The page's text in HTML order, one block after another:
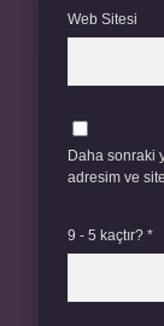
Web Sitesi
Daha sonraki
adresim ve
9 - 5 kaçtır? *